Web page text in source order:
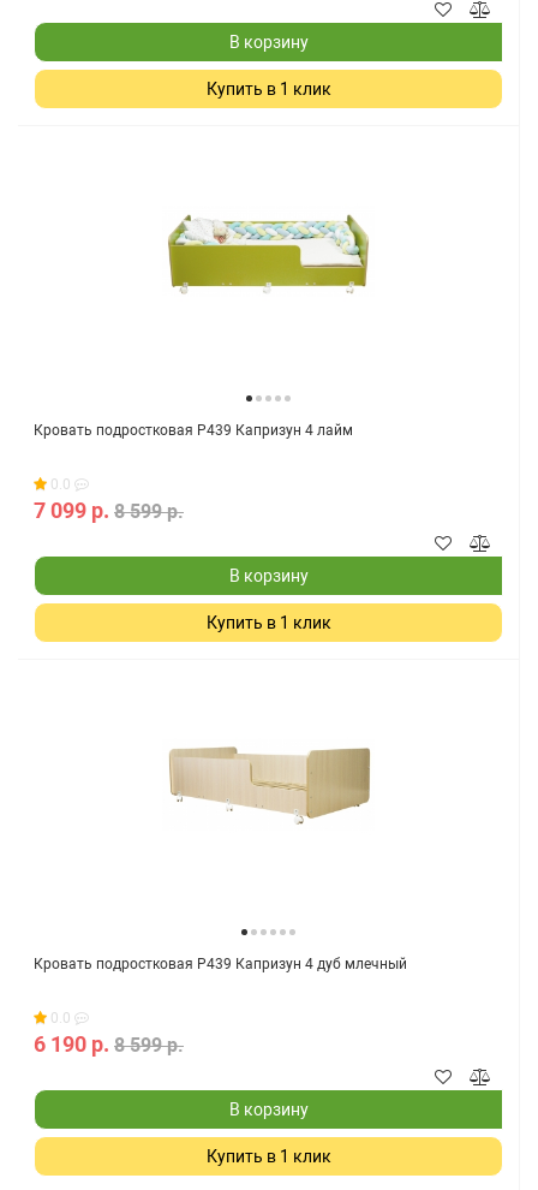
В корзину
Купить в 1 клик
Кровать подростковая Р439 Капризун 4 лайм
0.0
7 099 р. 8 599 р.
В корзину
Купить в 1 клик
Кровать подростковая Р439 Капризун 4 дуб млечный
0.0
6 190 р. 8 599 р.
В корзину
Купить в 1 клик